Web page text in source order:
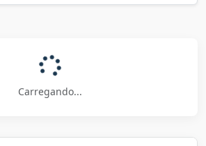
Carregando...